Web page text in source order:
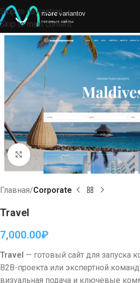
Skip to navigation
Skip to main content
Click to enlarge
Главная Corporate
Travel
7,000.00₽
Travel — готовый сайт для запуска
B2B-проекта или экспертной
визуальная подача и ключевые